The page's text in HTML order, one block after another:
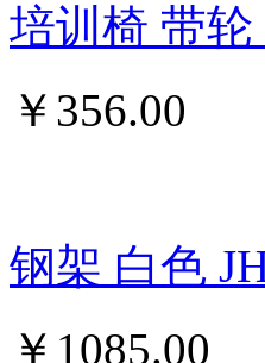
培训椅 带轮
￥ 356.00
钢架 白色
￥ 1085.00